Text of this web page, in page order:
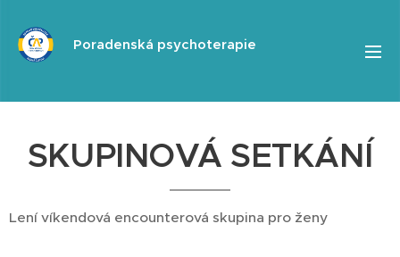
Poradenská psychoterapie
SKUPINOVÁ SETKÁNÍ
Lení víkendová encounterová skupina pro ženy